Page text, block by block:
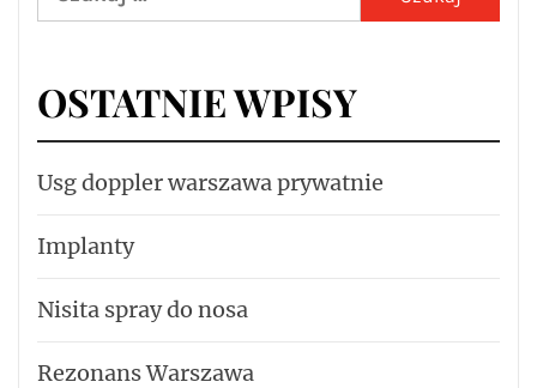
OSTATNIE WPISY
Usg doppler warszawa prywatnie
Implanty
Nisita spray do nosa
Rezonans Warszawa